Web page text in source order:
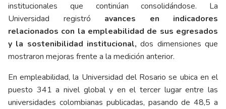
institucionales que continúan consolidándose. La
Universidad registró avances en indicadores
relacionados con la empleabilidad de sus egresados
y la sostenibilidad institucional, dos dimensiones que
mostraron mejoras frente a la medición anterior.
En empleabilidad, la Universidad del Rosario se ubica en el
puesto 341 a nivel global y en el tercer lugar entre las
universidades colombianas publicadas, pasando de 48,5 a